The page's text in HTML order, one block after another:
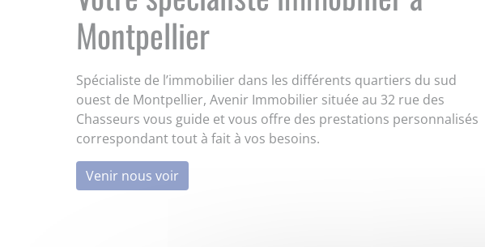
Montpellier
Spécialiste de l’immobilier dans les différents quartiers du sud
ouest de Montpellier, Avenir Immobilier située au 32 rue des
Chasseurs vous guide et vous offre des prestations personnalisés
correspondant tout à fait à vos besoins.
Venir nous voir